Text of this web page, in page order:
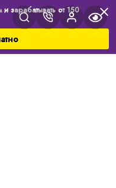
и зарабатывать от 150